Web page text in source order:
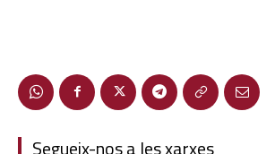
Segueix-nos a les xarxes